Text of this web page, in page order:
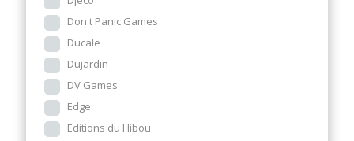
Don't Panic Games
Ducale
Dujardin
DV Games
Edge
Editions du Hibou